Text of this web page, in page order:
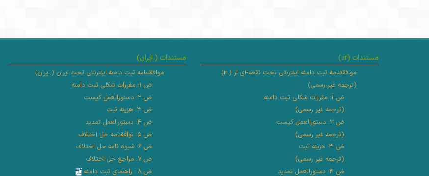
مستندات (.ir
)
موافقتنامه ثبت دامنه اینترنتی تحت نقطه-آی آر (.ir)
(ترجمه غیر رسمی)
ض ۱: مقررات شکلی ثبت دامنه
(ترجمه غیر رسمی)
ض ۲: دستورالعمل کیست
(ترجمه غیر رسمی)
ض ۳: هزینه ثبت
(ترجمه غیر رسمی)
ض ۴: دستورالعمل تمدید
مستندات (.ایران)
موافقتنامه ثبت دامنه اینترنتی تحت ایران (.ایران)
ض ۱: مقررات شکلی ثبت دامنه
ض ۲: دستورالعمل کیست
ض ۳: هزینه ثبت
ض ۴: دستورالعمل تمدید
ض ۵: توافقنامه حل اختلاف
ض ۶: شیوه نامه حل اختلاف
ض ۷: مراجع حل اختلاف
ض ۸ : راهنمای ثبت دامنه